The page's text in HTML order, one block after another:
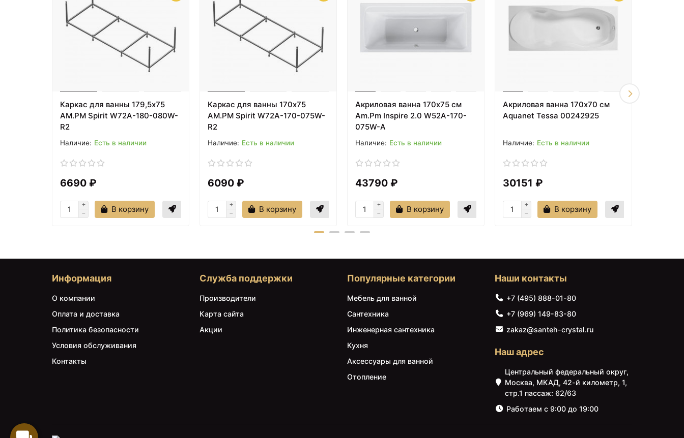
Каркас для ванны 179,5х75
AM.PM Spirit W72A-180-080W-
R2
Есть в наличии
6690 ₽
В корзину
Каркас для ванны 170х75
AM.PM Spirit W72A-170-075W-
R2
Есть в наличии
6090 ₽
В корзину
Акриловая ванна 170х75 см
Am.Pm Inspire 2.0 W52A-170-
075W-A
Есть в наличии
43790 ₽
В корзину
Акриловая ванна 170x70 см
Aquanet Tessa 00242925
Есть в наличии
30151 ₽
В корзину
Информация
О компании
Оплата и доставка
Политика безопасности
Условия обслуживания
Контакты
Служба поддержки
Производители
Карта сайта
Акции
Популярные категории
Мебель для ванной
Сантехника
Инженерная сантехника
Кухня
Аксессуары для ванной
Отопление
Наши контакты
+7 (495) 888-01-80
+7 (969) 149-83-80
zakaz@santeh-crystal.ru
Наш адрес
Центральный федеральный округ,
Москва, МКАД, 42-й километр, 1,
стр.1 пассаж: 62/63
Работаем с 9:00 до 19:00